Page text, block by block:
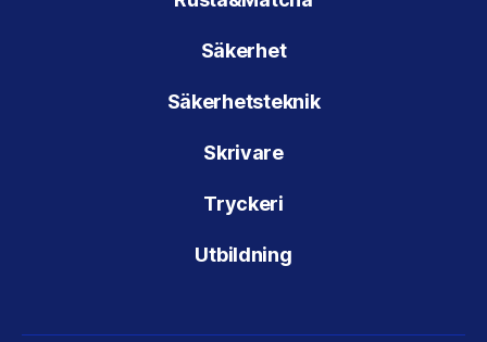
Säkerhet
Säkerhetsteknik
Skrivare
Tryckeri
Utbildning